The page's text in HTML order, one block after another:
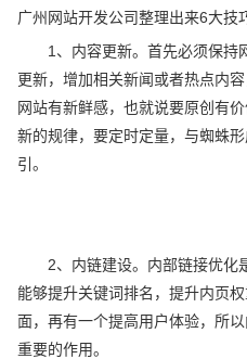
广州网站开发公司整理出来6大技
1、内容更新。首先必须保持
更新，增加相关新闻或者热点内
网站有新鲜感，也就说要原创有
新的规律，要定时定量，与蜘蛛
引。
2、内链建设。内部链接优化
能够提升关键词排名，提升内页
面，再有一个提高用户体验，所
重要的作用。